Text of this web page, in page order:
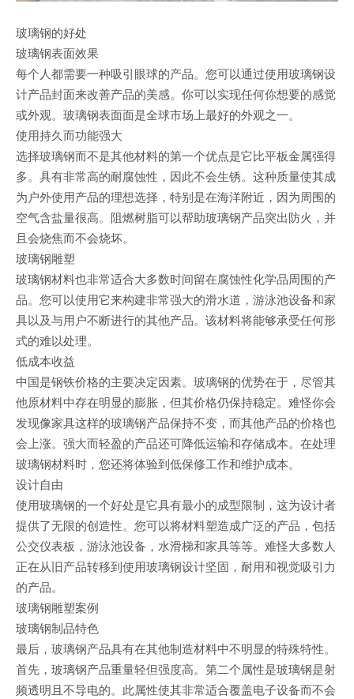
玻璃钢的好处
玻璃钢表面效果
每个人都需要一种吸引眼球的产品。您可以通过使用玻璃钢设
计产品封面来改善产品的美感。你可以实现任何你想要的感觉
或外观。玻璃钢表面面是全球市场上最好的外观之一。
使用持久而功能强大
选择玻璃钢而不是其他材料的第一个优点是它比平板金属强得
多。具有非常高的耐腐蚀性，因此不会生锈。这种质量使其成
为户外使用产品的理想选择，特别是在海洋附近，因为周围的
空气含盐量很高。阻燃树脂可以帮助玻璃钢产品突出防火，并
且会烧焦而不会烧坏。
玻璃钢雕塑
玻璃钢材料也非常适合大多数时间留在腐蚀性化学品周围的产
品。您可以使用它来构建非常强大的滑水道，游泳池设备和家
具以及与用户不断进行的其他产品。该材料将能够承受任何形
式的难以处理。
低成本收益
中国是钢铁价格的主要决定因素。玻璃钢的优势在于，尽管其
他原材料中存在明显的膨胀，但其价格仍保持稳定。难怪你会
发现像家具这样的玻璃钢产品保持不变，而其他产品的价格也
会上涨。强大而轻盈的产品还可降低运输和存储成本。在处理
玻璃钢材料时，您还将体验到低保修工作和维护成本。
设计自由
使用玻璃钢的一个好处是它具有最小的成型限制，这为设计者
提供了无限的创造性。您可以将材料塑造成广泛的产品，包括
公交仪表板，游泳池设备，水滑梯和家具等等。难怪大多数人
正在从旧产品转移到使用玻璃钢设计坚固，耐用和视觉吸引力
的产品。
玻璃钢雕塑案例
玻璃钢制品特色
最后，玻璃钢产品具有在其他制造材料中不明显的特殊特性。
首先，玻璃钢产品重量轻但强度高。第二个属性是玻璃钢是射
频透明且不导电的。此属性使其非常适合覆盖电子设备而不会